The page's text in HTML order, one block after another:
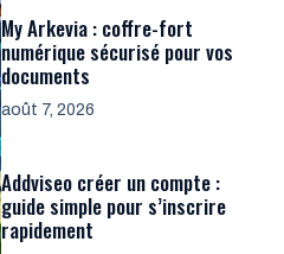
My Arkevia : coffre-fort
numérique sécurisé pour vos
documents
août 7, 2026
Addviseo créer un compte :
guide simple pour s’inscrire
rapidement